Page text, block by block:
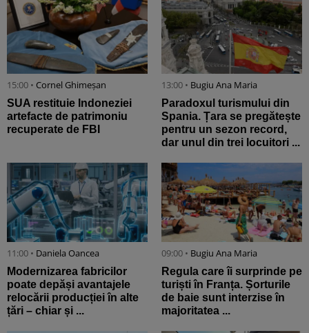
15:00 • Cornel Ghimeșan
SUA restituie Indoneziei
artefacte de patrimoniu
recuperate de FBI
13:00 • Bugiu ⁠Ana Maria
Paradoxul turismului din
Spania. Țara se pregătește
pentru un sezon record,
dar unul din trei locuitori ...
11:00 • Daniela Oancea
Modernizarea fabricilor
poate depăși avantajele
relocării producției în alte
țări – chiar și ...
09:00 • Bugiu ⁠Ana Maria
Regula care îi surprinde pe
turiști în Franța. Șorturile
de baie sunt interzise în
majoritatea ...